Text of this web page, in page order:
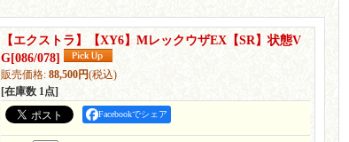
【エクストラ】【XY6】MレックウザEX【SR】状態V
G[086/078]
販売価格: 88,500円(税込)
[在庫数 1点]
Facebookでシェア